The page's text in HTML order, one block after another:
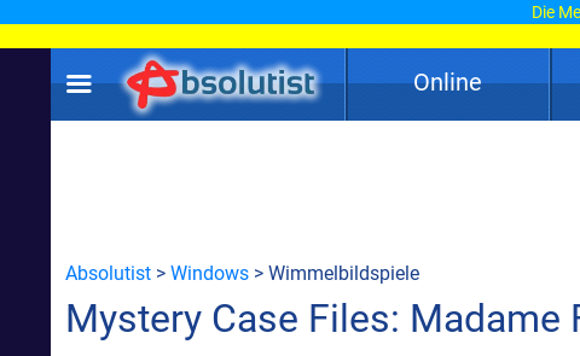
Die
Online
Absolutist > Windows > Wimmelbildspiele
Mystery Case Files: Madame